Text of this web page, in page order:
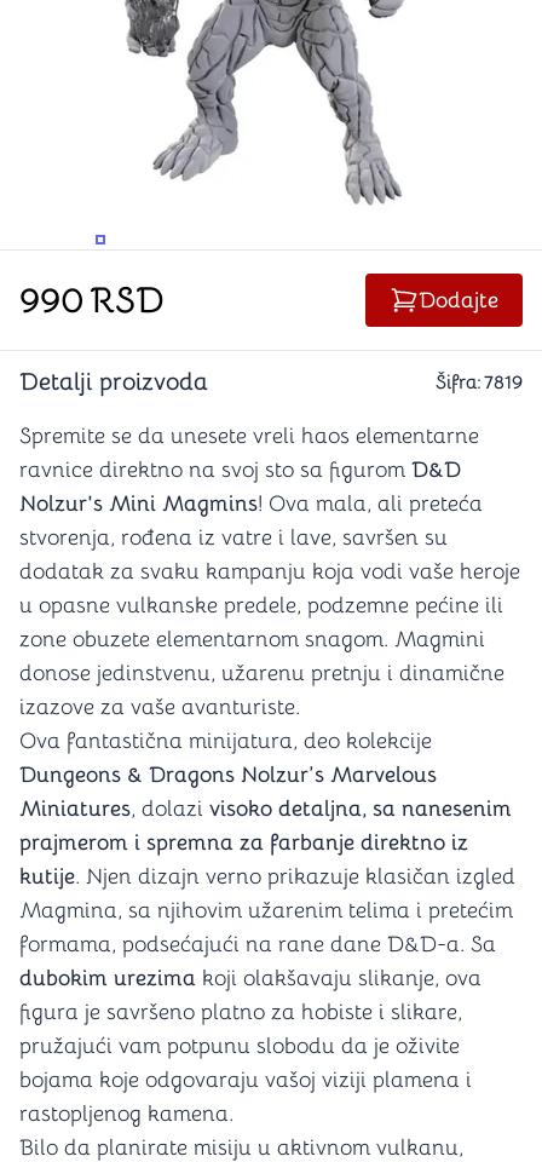
PROMENITE UGAO GLEDANJAPROMENITE UGAO GLEDANJA
990RSD Dodajte
Detalji proizvoda Šifra:7819
Spremite se da unesete vreli haos elementarne
ravnice direktno na svoj sto sa figurom D&D
Nolzur's Mini Magmins! Ova mala, ali preteća
stvorenja, rođena iz vatre i lave, savršen su
dodatak za svaku kampanju koja vodi vaše heroje
u opasne vulkanske predele, podzemne pećine ili
zone obuzete elementarnom snagom. Magmini
donose jedinstvenu, užarenu pretnju i dinamične
izazove za vaše avanturiste.
Ova fantastična minijatura, deo kolekcije
Dungeons & Dragons Nolzur’s Marvelous
Miniatures, dolazi visoko detaljna, sa nanesenim
prajmerom i spremna za farbanje direktno iz
kutije. Njen dizajn verno prikazuje klasičan izgled
Magmina, sa njihovim užarenim telima i pretećim
formama, podsećajući na rane dane D&D-a. Sa
dubokim urezima koji olakšavaju slikanje, ova
figura je savršeno platno za hobiste i slikare,
pružajući vam potpunu slobodu da je oživite
bojama koje odgovaraju vašoj viziji plamena i
rastopljenog kamena.
Bilo da planirate misiju u aktivnom vulkanu,